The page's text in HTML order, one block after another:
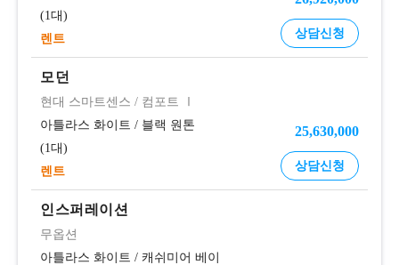
1대
렌트
상담신청
모던
현대 스마트센스 / 컴포트 Ⅰ
아틀라스 화이트 / 블랙 원톤 25,630,000
1대
렌트
상담신청
인스퍼레이션
무옵션
아틀라스 화이트 / 캐쉬미어 베이